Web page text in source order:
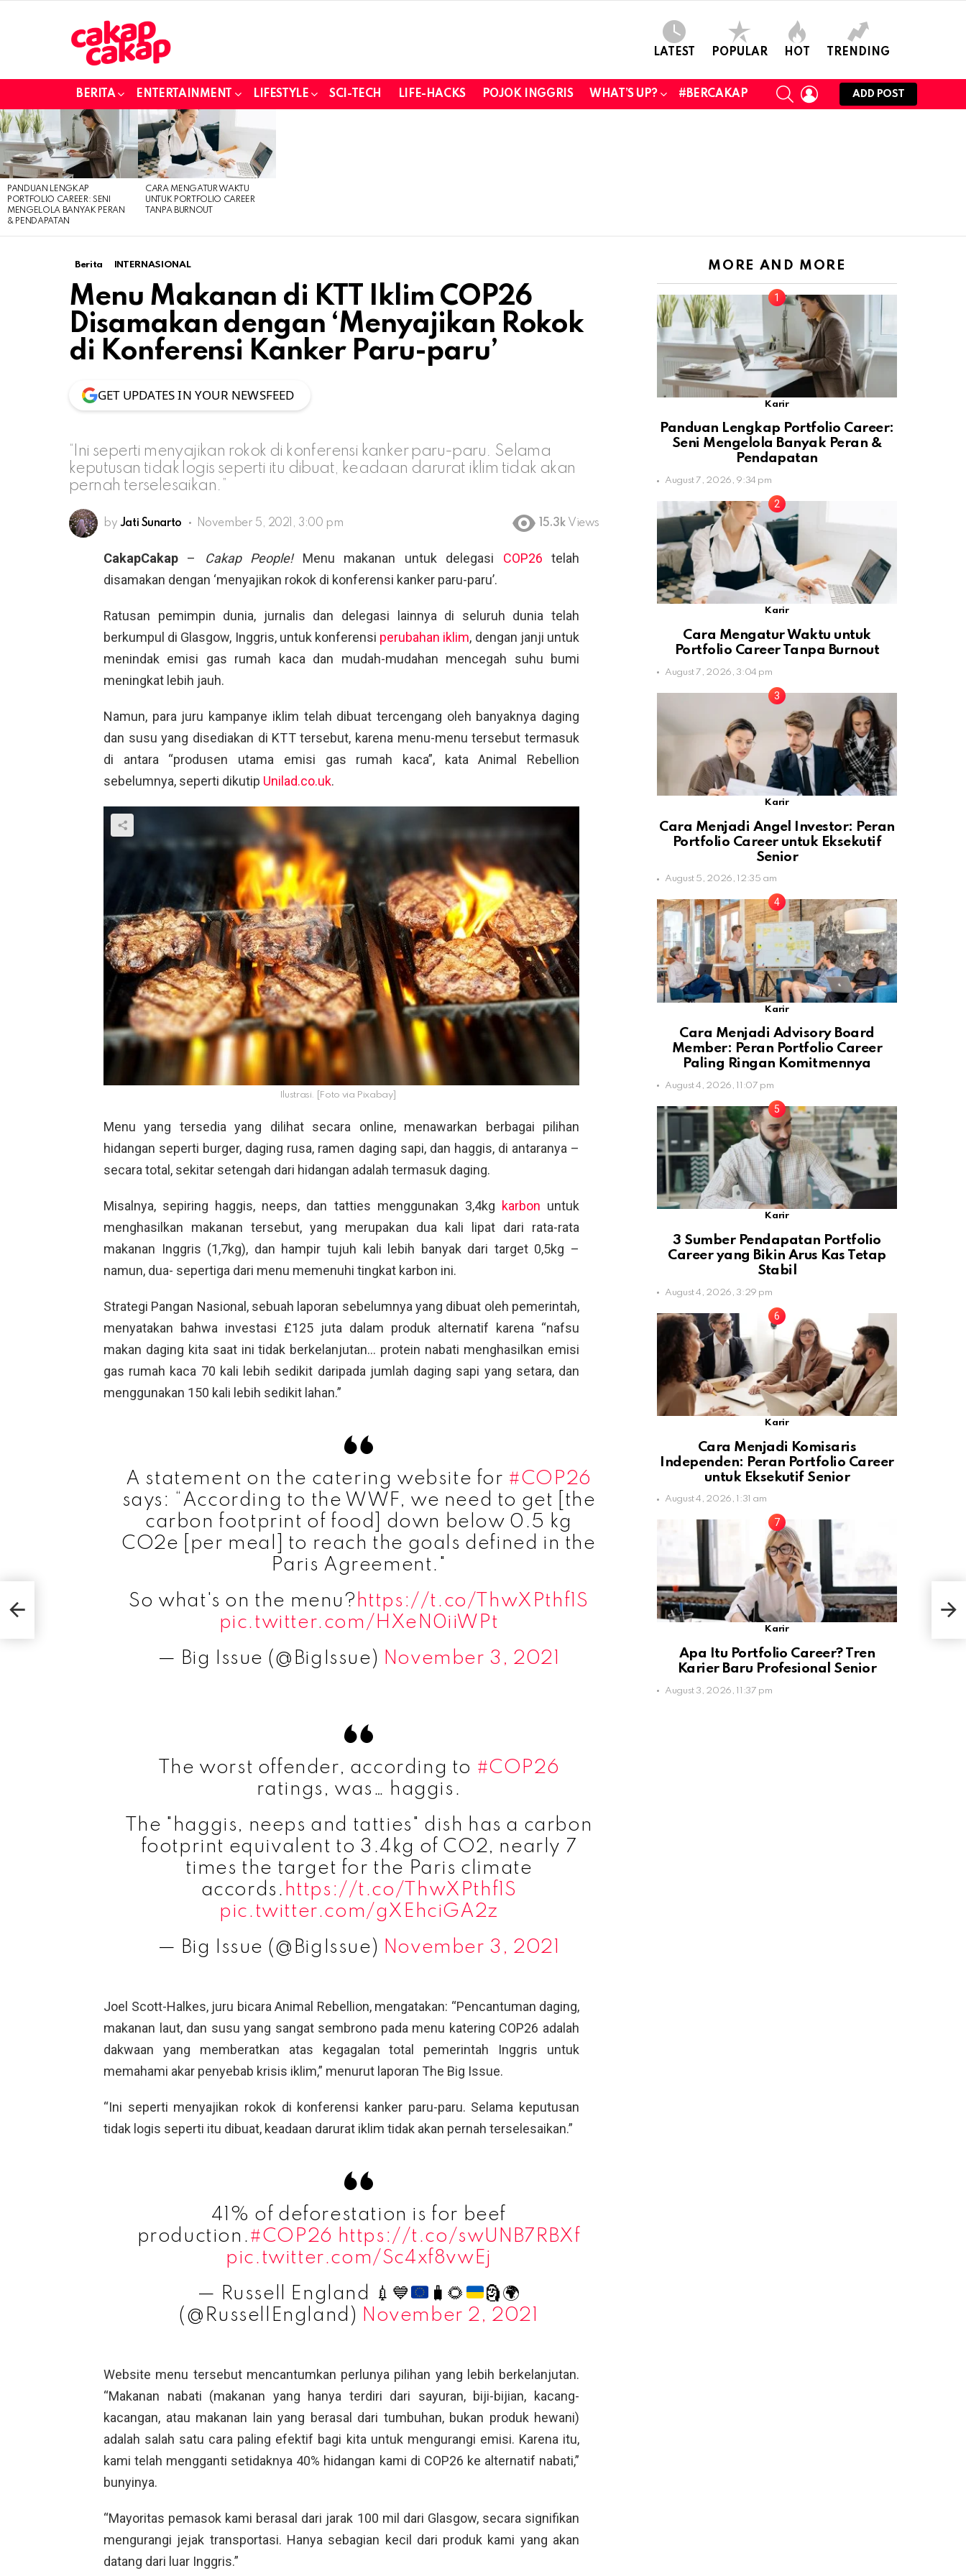
LATEST POPULAR HOT TRENDING
BERITA ENTERTAINMENT LIFESTYLE SCI-TECH LIFE-HACKS POJOK INGGRIS WHAT’S UP? #BERCAKAP
SEARCHLOGIN
ADD POST
LATEST
STORIES
PANDUAN LENGKAP
PORTFOLIO CAREER: SENI
MENGELOLA BANYAK PERAN
& PENDAPATAN
CARA MENGATUR WAKTU
UNTUK PORTFOLIO CAREER
TANPA BURNOUT
Berita INTERNASIONAL
Menu Makanan di KTT Iklim COP26
Disamakan dengan ‘Menyajikan Rokok
di Konferensi Kanker Paru-paru’
GET UPDATES IN YOUR NEWSFEED
“Ini seperti menyajikan rokok di konferensi kanker paru-paru. Selama
keputusan tidak logis seperti itu dibuat, keadaan darurat iklim tidak akan
pernah terselesaikan.”
by Jati Sunarto November 5, 2021, 3:00 pm 15.3k Views
CakapCakap – Cakap People!Menu makanan untuk delegasi COP26 telah
disamakan dengan ‘menyajikan rokok di konferensi kanker paru-paru’.
Ratusan pemimpin dunia, jurnalis dan delegasi lainnya di seluruh dunia telah
berkumpul di Glasgow, Inggris, untuk konferensi perubahan iklim, dengan janji untuk
menindak emisi gas rumah kaca dan mudah-mudahan mencegah suhu bumi
meningkat lebih jauh.
Namun, para juru kampanye iklim telah dibuat tercengang oleh banyaknya daging
dan susu yang disediakan di KTT tersebut, karena menu-menu tersebut termasuk
di antara “produsen utama emisi gas rumah kaca”, kata Animal Rebellion
sebelumnya, seperti dikutip Unilad.co.uk.
Ilustrasi. [Foto via Pixabay]
Menu yang tersedia yang dilihat secara online, menawarkan berbagai pilihan
hidangan seperti burger, daging rusa, ramen daging sapi, dan haggis, di antaranya –
secara total, sekitar setengah dari hidangan adalah termasuk daging.
Misalnya, sepiring haggis, neeps, dan tatties menggunakan 3,4kg karbon untuk
menghasilkan makanan tersebut, yang merupakan dua kali lipat dari rata-rata
makanan Inggris (1,7kg), dan hampir tujuh kali lebih banyak dari target 0,5kg –
namun, dua- sepertiga dari menu memenuhi tingkat karbon ini.
Strategi Pangan Nasional, sebuah laporan sebelumnya yang dibuat oleh pemerintah,
menyatakan bahwa investasi £125 juta dalam produk alternatif karena “nafsu
makan daging kita saat ini tidak berkelanjutan… protein nabati menghasilkan emisi
gas rumah kaca 70 kali lebih sedikit daripada jumlah daging sapi yang setara, dan
menggunakan 150 kali lebih sedikit lahan.”
A statement on the catering website for #COP26
says: “According to the WWF, we need to get [the
carbon footprint of food] down below 0.5 kg
CO2e [per meal] to reach the goals defined in the
Paris Agreement."
So what's on the menu? https://t.co/ThwXPthf1S
pic.twitter.com/HXeN0iiWPt
— Big Issue (@BigIssue) November 3, 2021
The worst offender, according to #COP26
ratings, was… haggis.
The "haggis, neeps and tatties" dish has a carbon
footprint equivalent to 3.4kg of CO2, nearly 7
times the target for the Paris climate
accords. https://t.co/ThwXPthf1S
pic.twitter.com/gXEhciGA2z
— Big Issue (@BigIssue) November 3, 2021
Joel Scott-Halkes, juru bicara Animal Rebellion, mengatakan: “Pencantuman daging,
makanan laut, dan susu yang sangat sembrono pada menu katering COP26 adalah
dakwaan yang memberatkan atas kegagalan total pemerintah Inggris untuk
memahami akar penyebab krisis iklim,” menurut laporan The Big Issue.
“Ini seperti menyajikan rokok di konferensi kanker paru-paru. Selama keputusan
tidak logis seperti itu dibuat, keadaan darurat iklim tidak akan pernah terselesaikan.”
41% of deforestation is for beef
production.#COP26 https://t.co/swUNB7RBXf
pic.twitter.com/Sc4xf8vwEj
— Russell England
💉 💙 🧳 🌻 🗿🌍
(@RussellEngland) November 2, 2021
Website menu tersebut mencantumkan perlunya pilihan yang lebih berkelanjutan.
“Makanan nabati (makanan yang hanya terdiri dari sayuran, biji-bijian, kacang-
kacangan, atau makanan lain yang berasal dari tumbuhan, bukan produk hewani)
adalah salah satu cara paling efektif bagi kita untuk mengurangi emisi. Karena itu,
kami telah mengganti setidaknya 40% hidangan kami di COP26 ke alternatif nabati,”
bunyinya.
“Mayoritas pemasok kami berasal dari jarak 100 mil dari Glasgow, secara signifikan
mengurangi jejak transportasi. Hanya sebagian kecil dari produk kami yang akan
datang dari luar Inggris.”
MORE AND MORE
Karir
Panduan Lengkap Portfolio Career:
Seni Mengelola Banyak Peran &
Pendapatan
August 7, 2026, 9:34 pm
Karir
Cara Mengatur Waktu untuk
Portfolio Career Tanpa Burnout
August 7, 2026, 3:04 pm
Karir
Cara Menjadi Angel Investor: Peran
Portfolio Career untuk Eksekutif
Senior
August 5, 2026, 12:35 am
Karir
Cara Menjadi Advisory Board
Member: Peran Portfolio Career
Paling Ringan Komitmennya
August 4, 2026, 11:07 pm
Karir
3 Sumber Pendapatan Portfolio
Career yang Bikin Arus Kas Tetap
Stabil
August 4, 2026, 3:29 pm
Karir
Cara Menjadi Komisaris
Independen: Peran Portfolio Career
untuk Eksekutif Senior
August 4, 2026, 1:31 am
Karir
Apa Itu Portfolio Career? Tren
Karier Baru Profesional Senior
August 3, 2026, 11:37 pm